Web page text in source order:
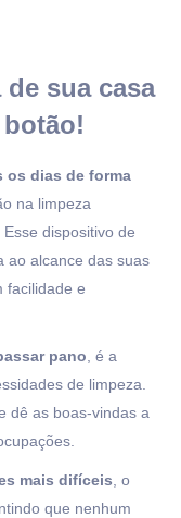
sua casa
os dias de forma
na limpeza
dispositivo de
ao alcance das suas
facilidade e
pano , é a
de limpeza.
dê as boas-vindas a
mais difíceis , o
que nenhum